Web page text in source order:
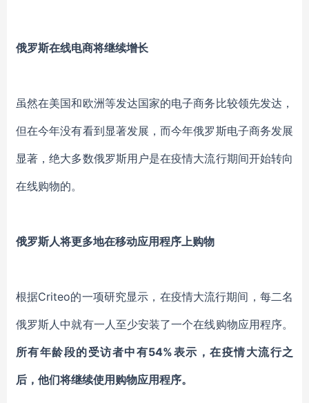
俄罗斯在线电商将继续增长
虽然在美国和欧洲等发达国家的电子商务比较领先发达，
但在今年没有看到显著发展，而今年俄罗斯电子商务发展
显著，绝大多数俄罗斯用户是在疫情大流行期间开始转向
在线购物的。
俄罗斯人将更多地在移动应用程序上购物
根据Criteo的一项研究显示，在疫情大流行期间，每二名
俄罗斯人中就有一人至少安装了一个在线购物应用程序。
所有年龄段的受访者中有54%表示，在疫情大流行之
后，他们将继续使用购物应用程序。